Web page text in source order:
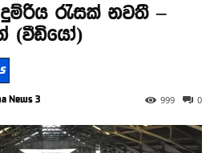
රැසක් නවතී –
(වීඩියෝ)
News 3 0
999